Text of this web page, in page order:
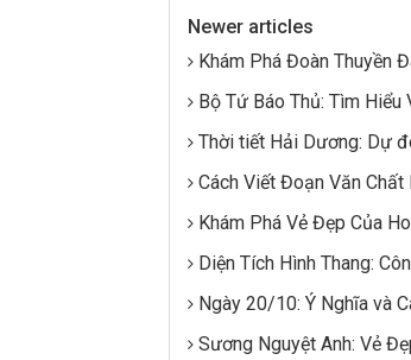
Newer articles
Khám Phá Đoàn Thuyền
Bộ Tứ Báo Thủ: Tìm
Thời tiết Hải Dương: Dự
Cách Viết Đoạn Văn Chất
Khám Phá Vẻ Đẹp Của
Diện Tích Hình Thang:
Ngày 20/10: Ý Nghĩa và
Sương Nguyệt Anh: Vẻ